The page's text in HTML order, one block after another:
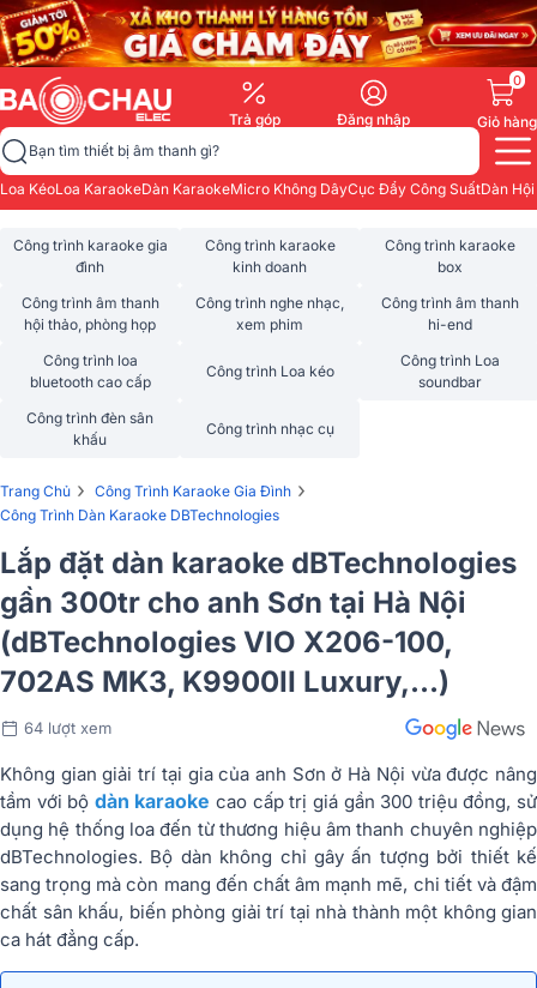
Trả góp Đăng nhập
0
Giỏ hàng
Bạn tìm thiết bị âm thanh gì?
Loa KéoLoa KaraokeDàn KaraokeMicro Không DâyCục Đẩy Công SuấtDàn
Công trình karaoke gia
đình
Công trình karaoke
kinh doanh
Công trình karaoke
box
Công trình âm thanh
hội thảo, phòng họp
Công trình nghe nhạc,
xem phim
Công trình âm thanh
hi-end
Công trình loa
bluetooth cao cấp
Công trình Loa kéo
Công trình Loa
soundbar
Công trình đèn sân
khấu
Công trình nhạc cụ
Trang Chủ › Công Trình Karaoke Gia Đình ›
Công Trình Dàn Karaoke DBTechnologies
Lắp đặt dàn karaoke dBTechnologies
gần 300tr cho anh Sơn tại Hà Nội
(dBTechnologies VIO X206-100,
702AS MK3, K9900II Luxury,…)
64 lượt xem
Không gian giải trí tại gia của anh Sơn ở Hà Nội vừa được nâng
tầm với bộ dàn karaoke cao cấp trị giá gần 300 triệu đồng, sử
dụng hệ thống loa đến từ thương hiệu âm thanh chuyên nghiệp
dBTechnologies. Bộ dàn không chỉ gây ấn tượng bởi thiết kế
sang trọng mà còn mang đến chất âm mạnh mẽ, chi tiết và đậm
chất sân khấu, biến phòng giải trí tại nhà thành một không gian
ca hát đẳng cấp.